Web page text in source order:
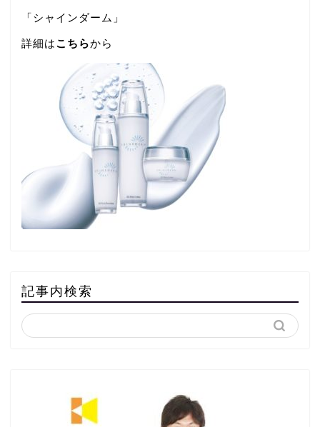
「シャインダーム」
詳細はこちらから
記事内検索